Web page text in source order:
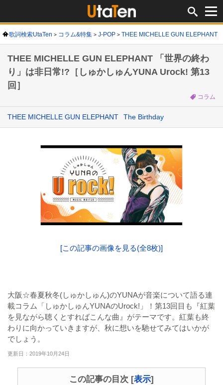
歌詞検索UtaTen コラム&特集 J-POP THEE MICHELLE GUN ELEPHANT
THEE MICHELLE GUN ELEPHANT 「世界の終わ
り」は非日常!?［しゅかしゅんYUNA Urock! 第13
回］
コラム
THEE MICHELLE GUN ELEPHANT The Birthday
[この記事の画像を見る(全8枚)]
大阪☆春夏秋冬(しゅかしゅん)のYUNAが音楽について語る連
載コラム「しゅかしゅんYUNAのUrock!」！第13回目も『紅葉
を見ながら聴くとすればこんな曲』がテーマです。紅葉も終
わりに向かっていきますが、秋に想いを馳せてみてはいかが
でしょう。
更新日：2019年10月24日
この記事の目次 [表示]